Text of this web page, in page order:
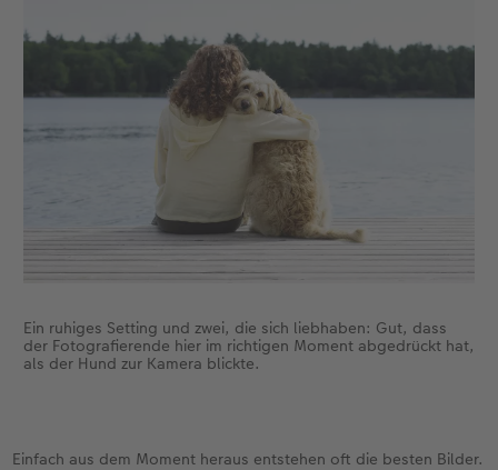
Ein ruhiges Setting und zwei, die sich liebhaben: Gut, dass
der Fotografierende hier im richtigen Moment abgedrückt hat,
als der Hund zur Kamera blickte.
Einfach aus dem Moment heraus entstehen oft die besten Bilder.